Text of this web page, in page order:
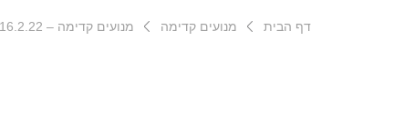
דף הבית מנועים קדימה מנועים קדימה – 16.2.22